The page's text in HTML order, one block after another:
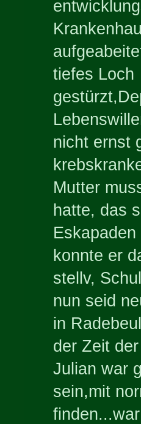
tiefes Loch
nicht ernst
Mutter
hatte, das
konnte er
stellv,
nun seid
in
der Zeit
Julian war
sein,mit